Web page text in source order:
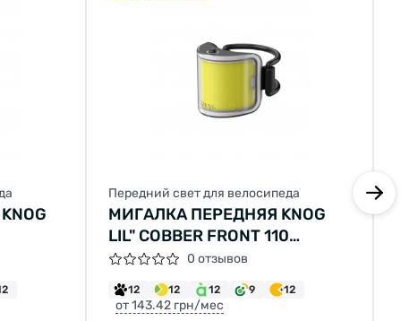
Передний свет для велосипеда
МИГАЛКА ПЕРЕДНЯЯ KNOG
LIL" COBBER FRONT 110
LUMENS
0 отзывов
12 12 12 9 12
от 143.42 грн/мес